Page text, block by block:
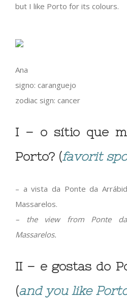
but I like Porto for its colours.
Ana
signo: caranguejo
zodiac sign: cancer
I – o sítio que
Porto? (favorit
– a vista da Ponte da
Massarelos.
– the view from Ponte
Massarelos.
II – e gostas do
(and you like